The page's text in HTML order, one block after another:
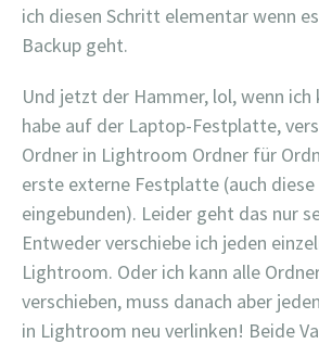
ich diesen Schritt elementar wenn
Backup geht.
Und jetzt der Hammer, lol, wenn
habe auf der Laptop-Festplatte,
Ordner in Lightroom Ordner für
erste externe Festplatte (auch
eingebunden). Leider geht das nur
Entweder verschiebe ich jeden
Lightroom. Oder ich kann alle
verschieben, muss danach aber
in Lightroom neu verlinken! Beide